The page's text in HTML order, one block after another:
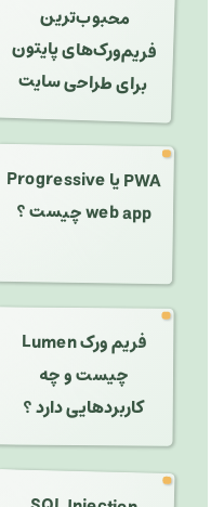
محبوب‌ترین
فریم‌ورک‌های پایتون
برای طراحی سایت
PWA یا Progressive
web app چیست ؟
فریم ورک Lumen
چیست و چه
کاربردهایی دارد ؟